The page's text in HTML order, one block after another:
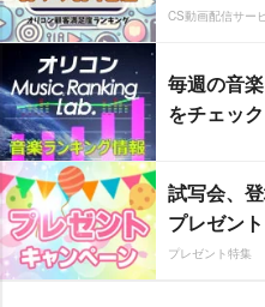
CS動画配信サー
毎週の音
をチェック
試写会、
プレゼント
プレゼント特集